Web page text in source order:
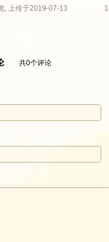
樱桃全屋定
, 上传于2019-07-13
共0个评论